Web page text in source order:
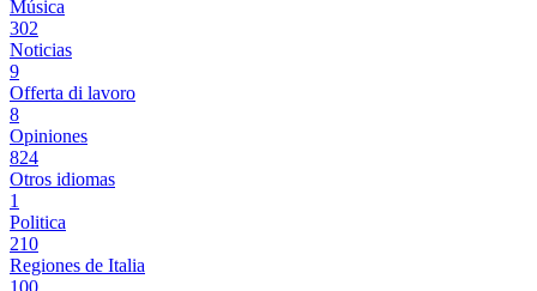
Música
302
Noticias
9
Offerta di lavoro
8
Opiniones
824
Otros idiomas
1
Politica
210
Regiones de Italia